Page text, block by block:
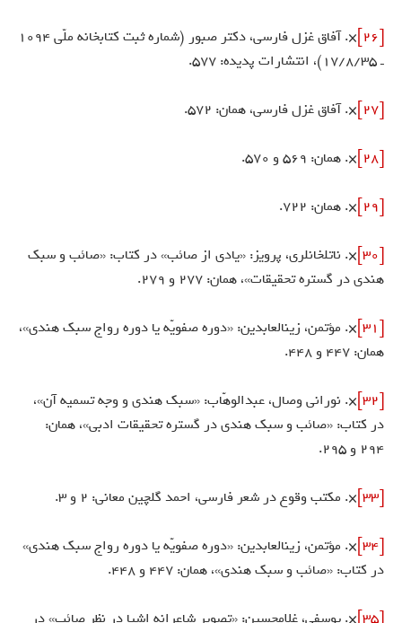
[26]
×. آفاق غزل فارسى، دكتر صبور (شماره ثبت كتابخانه ملّى 1094
ـ 17/8/35)، انتشارات پديده: 577.
[27] ×. آفاق غزل فارسى، همان: 572.
[28] ×. همان: 569 و 570.
[29] ×. همان: 722.
[30]
×. ناتل‏خانلرى، پرويز: «يادى از صائب» در كتاب: «صائب و سبك
هندى در گستره تحقيقات»، همان: 277 و 279.
[31]
×. مؤتمن، زين‏العابدين: «دوره صفويّه يا دوره رواج سبك هندى»،
همان: 447 و 448.
[32]
×. نورانى وصال، عبدالوهّاب: «سبك هندى و وجه تسميه آن»،
در كتاب: «صائب و سبك هندى در گستره تحقيقات ادبى»، همان:
294 و 295.
[33] ×. مكتب وقوع در شعر فارسى، احمد گلچين معانى: 2 و 3.
[34]
×. مؤتمن، زين‏العابدين: «دوره صفويّه يا دوره رواج سبك هندى»
در كتاب: «صائب و سبك هندى»، همان: 447 و 448.
[35] ×. يوسفى، غلامحسين: «تصوير شاعرانه اشيا در نظر صائب» در